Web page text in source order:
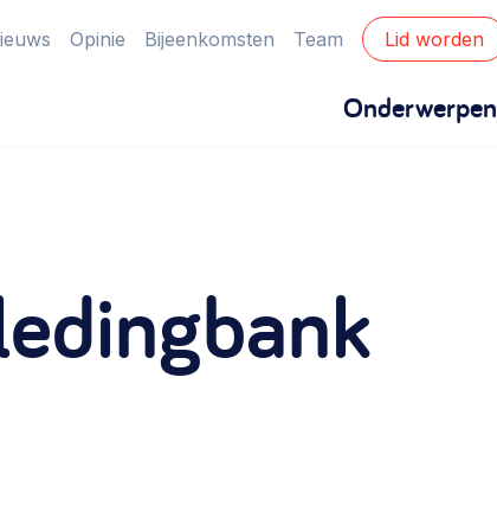
Opinie Bijeenkomsten Team Lid worden
Onderwerpen
Eigen gebouw